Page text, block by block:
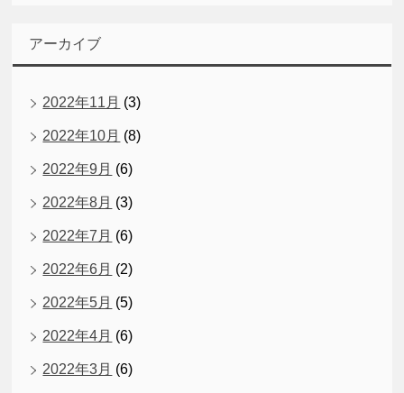
アーカイブ
2022年11月 (3)
2022年10月 (8)
2022年9月 (6)
2022年8月 (3)
2022年7月 (6)
2022年6月 (2)
2022年5月 (5)
2022年4月 (6)
2022年3月 (6)